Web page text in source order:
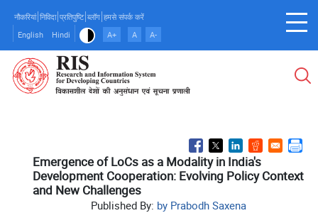
main
content
नौकरियां निविदा प्रतिपुष्टि ब्लॉग हमसे संपर्क करें
English
Hindi A+ A A-
Emergence of LoCs as a Modality in India's
Development Cooperation: Evolving Policy Context
and New Challenges
Published By: by Prabodh Saxena